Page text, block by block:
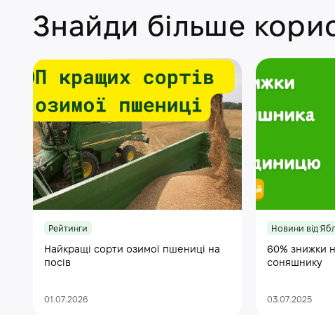
Знайди більше
Рейтинги
Найкращі сорти озимої пшениці на
посів
01.07.2026
Новини від
60% знижки
соняшнику
03.07.2025